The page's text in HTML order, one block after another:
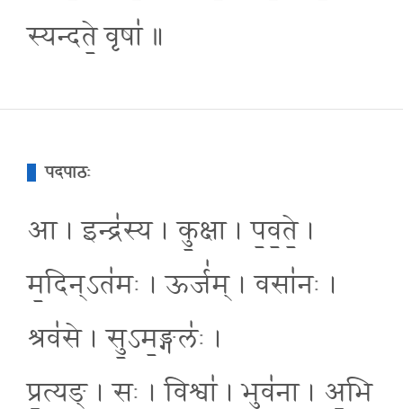
स्यन्दते॒ वृषा॑ ॥
पदपाठः
आ । इन्द्र॑स्य । कु॒क्षा । प॒व॒ते॒ ।
म॒दिन्ऽत॑मः । ऊर्ज॑म् । वसा॑नः ।
श्रव॑से । सु॒ऽम॒ङ्गलः॑ ।
प्र॒त्यङ् । सः । विश्वा॑ । भुव॑ना । अ॒भि